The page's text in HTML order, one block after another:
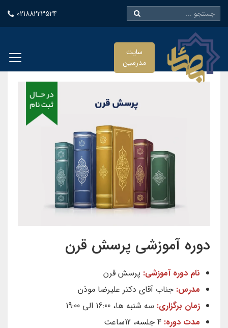
02188223524
سایت
مدرسین
دوره آموزشی پرسش قرن
نام دوره آموزشی: پرسش قرن
مدرس: جناب آقای دکتر علیرضا موذن
زمان برگزاری: سه شنبه ها، 16:00 الی 19:00
مدت دوره: 4 جلسه، 12ساعت